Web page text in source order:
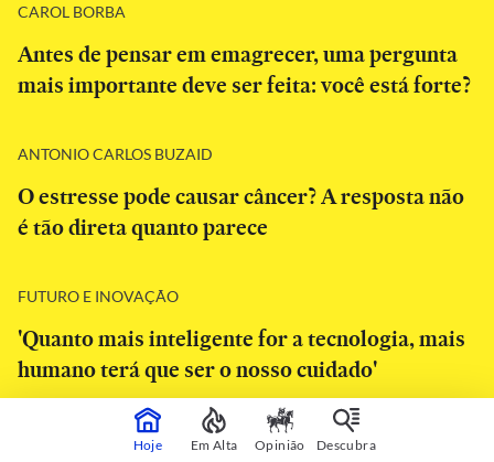
CAROL BORBA
Antes de pensar em emagrecer, uma pergunta
mais importante deve ser feita: você está forte?
ANTONIO CARLOS BUZAID
O estresse pode causar câncer? A resposta não
é tão direta quanto parece
FUTURO E INOVAÇÃO
'Quanto mais inteligente for a tecnologia, mais
humano terá que ser o nosso cuidado'
Hoje Em Alta Opinião Descubra